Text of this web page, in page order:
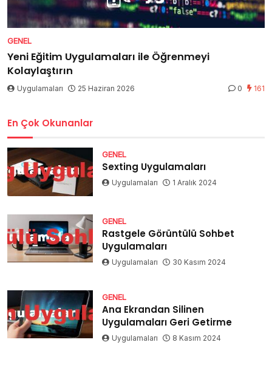
GENEL
Yeni Eğitim Uygulamaları ile Öğrenmeyi
Kolaylaştırın
Uygulamaları 25 Haziran 2026 0 161
En Çok Okunanlar
GENEL
Sexting Uygulamaları
Uygulamaları 1 Aralık 2024
GENEL
Rastgele Görüntülü Sohbet
Uygulamaları
Uygulamaları 30 Kasım 2024
GENEL
Ana Ekrandan Silinen
Uygulamaları Geri Getirme
Uygulamaları 8 Kasım 2024